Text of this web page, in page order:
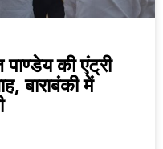
की एंट्री
बाराबंकी में